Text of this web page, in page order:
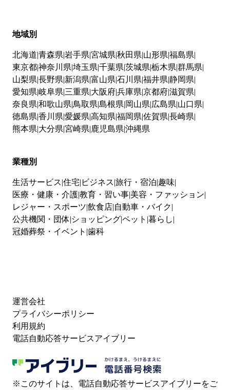
地域別
北海道 青森県 岩手県 宮城県 秋田県 山形県 福島県
東京都神奈川県 埼玉県 千葉県 茨城県 栃木県 群馬県
山梨県 長野県 新潟県 富山県 石川県 福井県 静岡県
愛知県 岐阜県 三重県 大阪府兵庫県 京都府滋賀県
奈良県 和歌山県 鳥取県 島根県 岡山県 広島県 山口県
徳島県 香川県 愛媛県 高知県 福岡県 佐賀県 長崎県
熊本県 大分県 宮崎県 鹿児島県 沖縄県
業種別
生活サービス 住宅 ビジネス 旅行・宿泊 趣味
医療・健康・介護教育・習い事 美容・ファッション
レジャー・スポーツ 飲食店 自動車・バイク
公共機関・団体 ショッピングペット 暮らし
冠婚葬祭・イベント 歯科
運営会社
プライバシーポリシー
利用規約
電話自動応答サービスアイブリー
※このサイトは、電話自動応答サービスアイブリーをご